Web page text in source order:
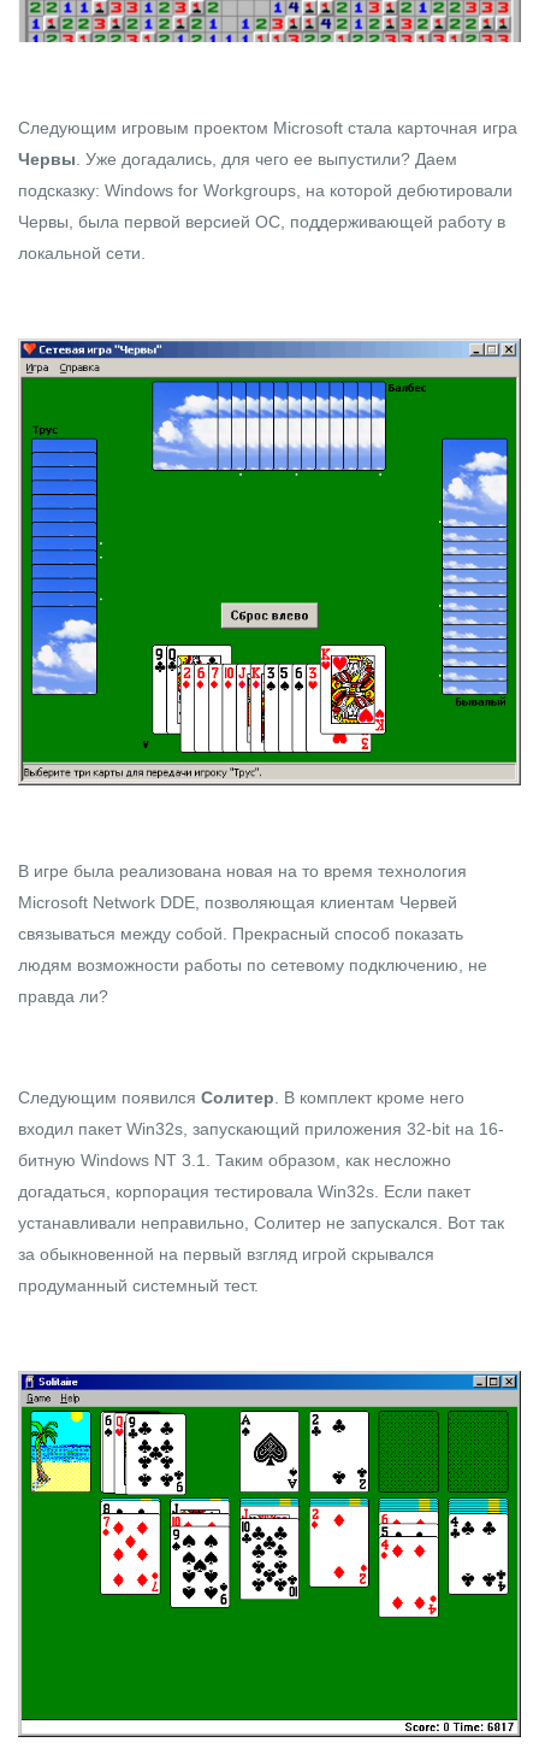
Следующим игровым проектом Microsoft стала карточная игра
Червы . Уже догадались, для чего ее выпустили? Даем
подсказку: Windows for Workgroups, на которой дебютировали
Червы, была первой версией ОС, поддерживающей работу в
локальной сети.
В игре была реализована новая на то время технология
Microsoft Network DDE, позволяющая клиентам Червей
связываться между собой. Прекрасный способ показать
людям возможности работы по сетевому подключению, не
правда ли?
Следующим появился Солитер. В комплект кроме него
входил пакет Win32s, запускающий приложения 32-bit на 16-
битную Windows NT 3.1. Таким образом, как несложно
догадаться, корпорация тестировала Win32s. Если пакет
устанавливали неправильно, Солитер не запускался. Вот так
за обыкновенной на первый взгляд игрой скрывался
продуманный системный тест.